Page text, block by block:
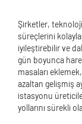
Şirketler,
süreçlerini
iyileştirebilir ve
gün boyunca
masaları
azaltan gelişmiş
istasyonu
yollarını sürekli